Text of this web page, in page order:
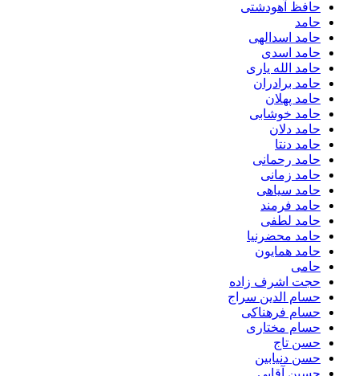
حافظ آهودشتی
حامد
حامد اسدالهی
حامد اسدی
حامد الله یاری
حامد برادران
حامد پهلان
حامد خوشابی
حامد دلان
حامد دنتا
حامد رحمانی
حامد زمانی
حامد سیاهی
حامد فرمند
حامد لطفی
حامد محضرنیا
حامد همایون
حامی
حجت اشرف زاده
حسام الدین سراج
حسام فرهناکی
حسام مختاری
حسن تاج
حسن دنیابین
حسین آقایی